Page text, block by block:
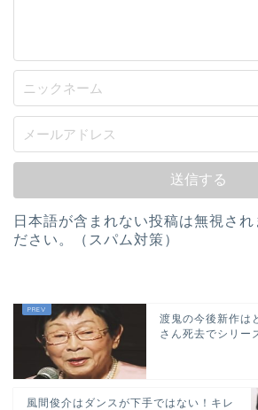
日本語が含まれない投稿は無視され
ださい。（スパム対策）
渡鬼の今後新作は
さん死去でシリー
風間俊介はダンスが下手ではない！キレ